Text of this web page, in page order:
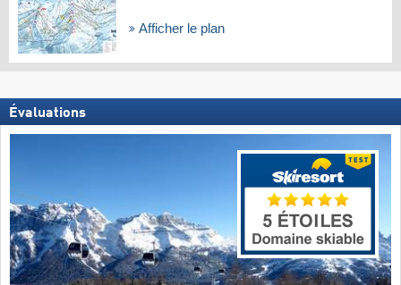
Afficher le plan
Évaluations